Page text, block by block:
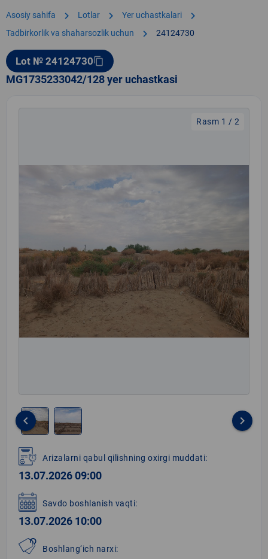
Asosiy sahifa chevron_right Lotlar chevron_right Yer uchastkalari chevron_right
Tadbirkorlik va shaharsozlik uchun chevron_right 24124730
Lot № 24124730content_copy
MG1735233042/128 yer uchastkasi
Rasm 1 / 2
1
of
2
keyboard_arrow_left keyboard_arrow_right
Arizalarni qabul qilishning oxirgi muddati:
13.07.2026 09:00
Savdo boshlanish vaqti:
13.07.2026 10:00
Boshlang‘ich narxi: